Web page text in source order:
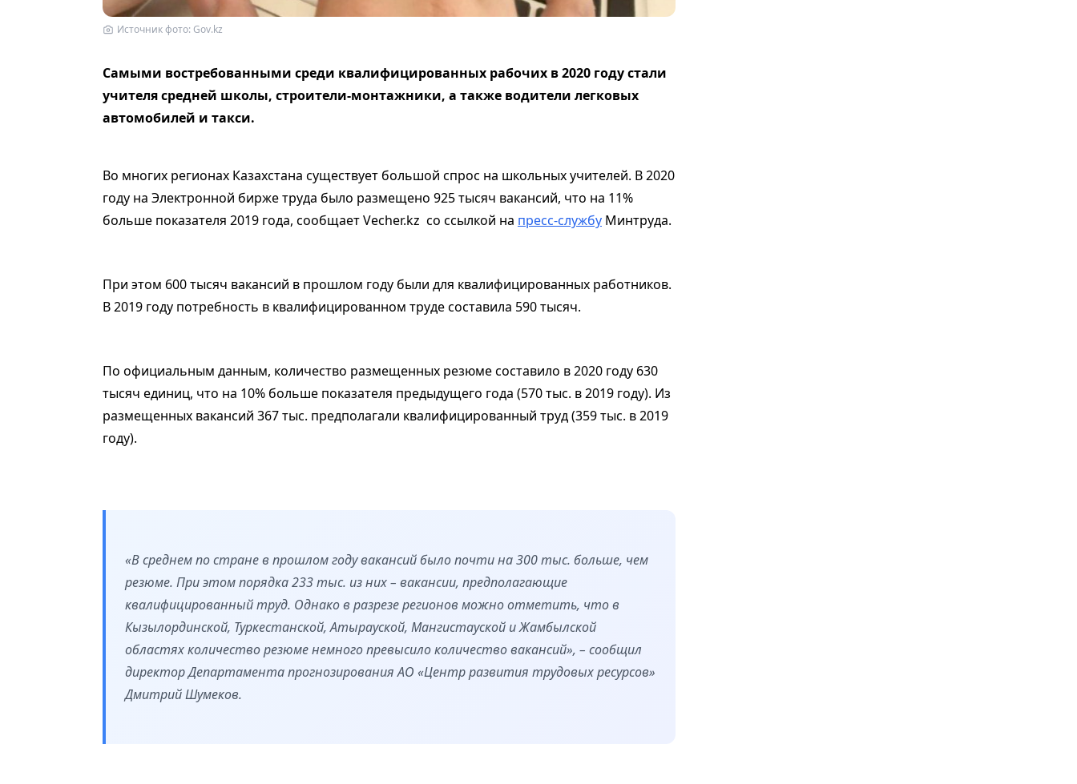
Источник фото: Gov.kz
Самыми востребованными среди квалифицированных рабочих в 2020 году стали
учителя средней школы, строители-монтажники, а также водители легковых
автомобилей и такси.
Во многих регионах Казахстана существует большой спрос на школьных учителей. В 2020
году на Электронной бирже труда было размещено 925 тысяч вакансий, что на 11%
больше показателя 2019 года, сообщает Vecher.kz со ссылкой на пресс-службу Минтруда.
При этом 600 тысяч вакансий в прошлом году были для квалифицированных работников.
В 2019 году потребность в квалифицированном труде составила 590 тысяч.
По официальным данным, количество размещенных резюме составило в 2020 году 630
тысяч единиц, что на 10% больше показателя предыдущего года (570 тыс. в 2019 году). Из
размещенных вакансий 367 тыс. предполагали квалифицированный труд (359 тыс. в 2019
году).
«В среднем по стране в прошлом году вакансий было почти на 300 тыс. больше, чем
резюме. При этом порядка 233 тыс. из них – вакансии, предполагающие
квалифицированный труд. Однако в разрезе регионов можно отметить, что в
Кызылординской, Туркестанской, Атырауской, Мангистауской и Жамбылской
областях количество резюме немного превысило количество вакансий», – сообщил
директор Департамента прогнозирования АО «Центр развития трудовых ресурсов»
Дмитрий Шумеков.